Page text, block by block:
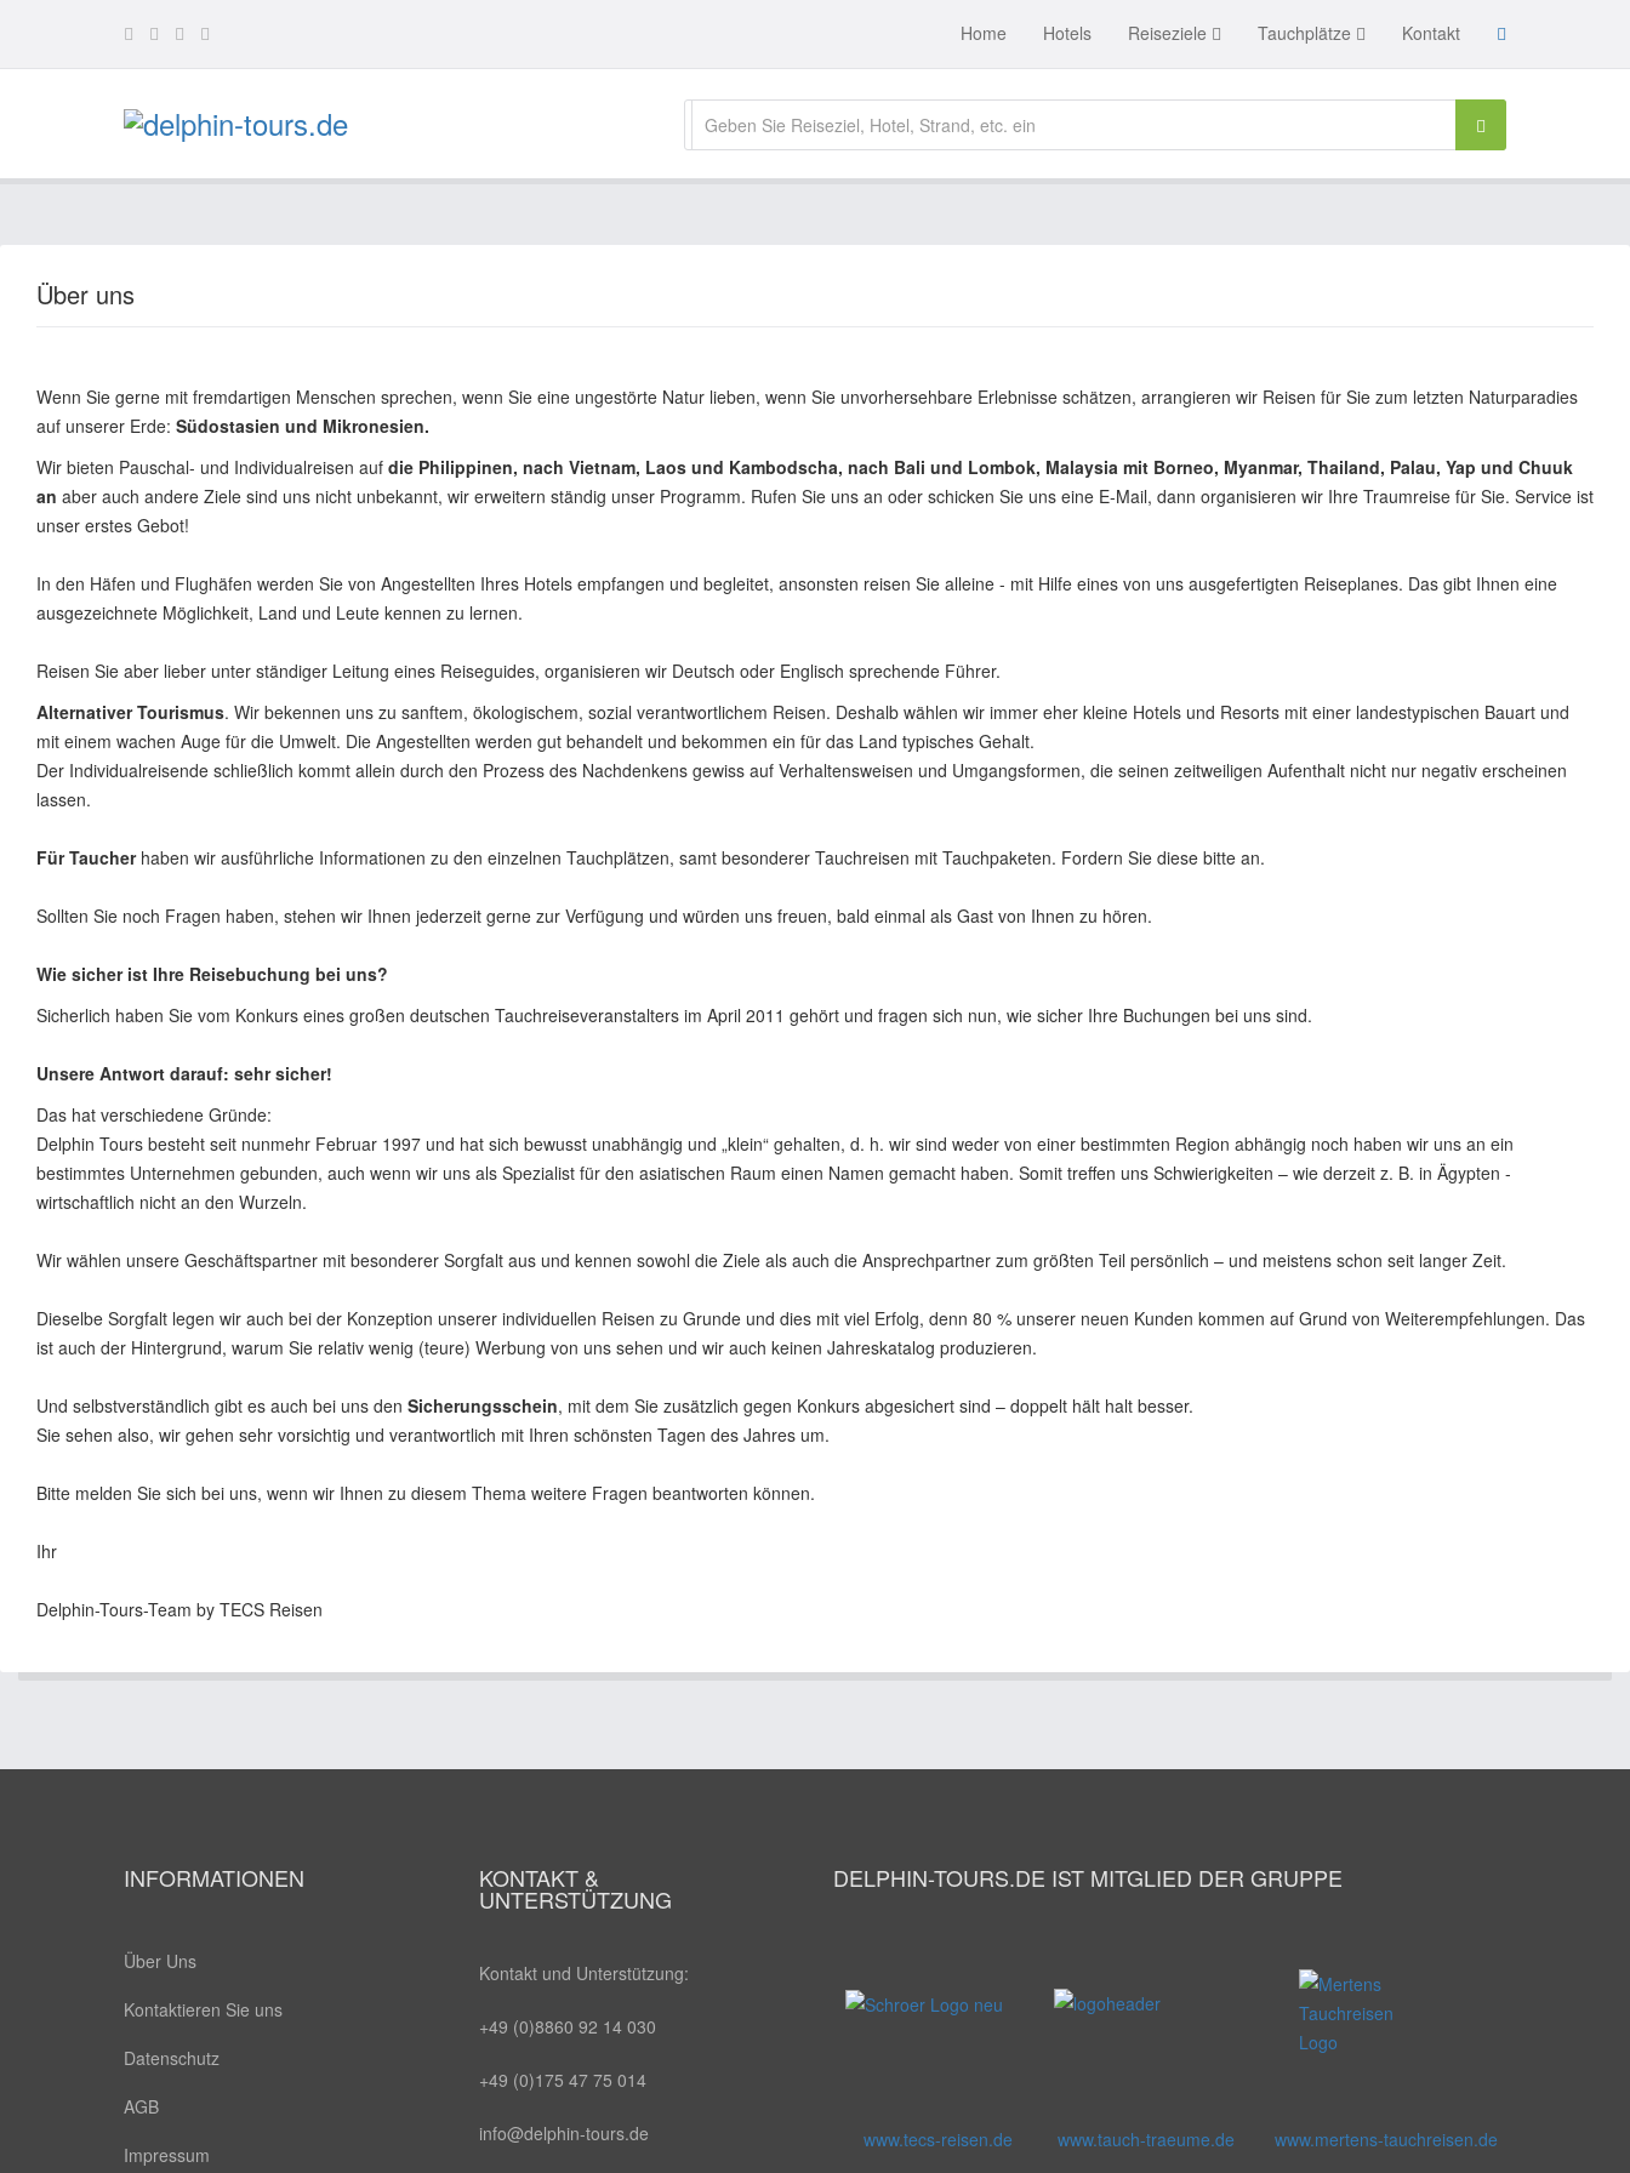
Home Hotels Reiseziele Tauchplätze Kontakt
Über uns
Wenn Sie gerne mit fremdartigen Menschen sprechen, wenn Sie eine ungestörte Natur lieben, wenn Sie unvorhersehbare Erlebnisse schätzen, arrangieren wir Reisen für Sie zum letzten Naturparadies
auf unserer Erde: Südostasien und Mikronesien.
Wir bieten Pauschal- und Individualreisen auf die Philippinen, nach Vietnam, Laos und Kambodscha, nach Bali und Lombok, Malaysia mit Borneo, Myanmar, Thailand, Palau, Yap und Chuuk
an aber auch andere Ziele sind uns nicht unbekannt, wir erweitern ständig unser Programm. Rufen Sie uns an oder schicken Sie uns eine E-Mail, dann organisieren wir Ihre Traumreise für Sie. Service ist
unser erstes Gebot!
In den Häfen und Flughäfen werden Sie von Angestellten Ihres Hotels empfangen und begleitet, ansonsten reisen Sie alleine - mit Hilfe eines von uns ausgefertigten Reiseplanes. Das gibt Ihnen eine
ausgezeichnete Möglichkeit, Land und Leute kennen zu lernen.
Reisen Sie aber lieber unter ständiger Leitung eines Reiseguides, organisieren wir Deutsch oder Englisch sprechende Führer.
Alternativer Tourismus. Wir bekennen uns zu sanftem, ökologischem, sozial verantwortlichem Reisen. Deshalb wählen wir immer eher kleine Hotels und Resorts mit einer landestypischen Bauart und
mit einem wachen Auge für die Umwelt. Die Angestellten werden gut behandelt und bekommen ein für das Land typisches Gehalt.
Der Individualreisende schließlich kommt allein durch den Prozess des Nachdenkens gewiss auf Verhaltensweisen und Umgangsformen, die seinen zeitweiligen Aufenthalt nicht nur negativ erscheinen
lassen.
Für Taucher haben wir ausführliche Informationen zu den einzelnen Tauchplätzen, samt besonderer Tauchreisen mit Tauchpaketen. Fordern Sie diese bitte an.
Sollten Sie noch Fragen haben, stehen wir Ihnen jederzeit gerne zur Verfügung und würden uns freuen, bald einmal als Gast von Ihnen zu hören.
Wie sicher ist Ihre Reisebuchung bei uns?
Sicherlich haben Sie vom Konkurs eines großen deutschen Tauchreiseveranstalters im April 2011 gehört und fragen sich nun, wie sicher Ihre Buchungen bei uns sind.
Unsere Antwort darauf: sehr sicher!
Das hat verschiedene Gründe:
Delphin Tours besteht seit nunmehr Februar 1997 und hat sich bewusst unabhängig und „klein“ gehalten, d. h. wir sind weder von einer bestimmten Region abhängig noch haben wir uns an ein
bestimmtes Unternehmen gebunden, auch wenn wir uns als Spezialist für den asiatischen Raum einen Namen gemacht haben. Somit treffen uns Schwierigkeiten – wie derzeit z. B. in Ägypten -
wirtschaftlich nicht an den Wurzeln.
Wir wählen unsere Geschäftspartner mit besonderer Sorgfalt aus und kennen sowohl die Ziele als auch die Ansprechpartner zum größten Teil persönlich – und meistens schon seit langer Zeit.
Dieselbe Sorgfalt legen wir auch bei der Konzeption unserer individuellen Reisen zu Grunde und dies mit viel Erfolg, denn 80 % unserer neuen Kunden kommen auf Grund von Weiterempfehlungen. Das
ist auch der Hintergrund, warum Sie relativ wenig (teure) Werbung von uns sehen und wir auch keinen Jahreskatalog produzieren.
Und selbstverständlich gibt es auch bei uns den Sicherungsschein, mit dem Sie zusätzlich gegen Konkurs abgesichert sind – doppelt hält halt besser.
Sie sehen also, wir gehen sehr vorsichtig und verantwortlich mit Ihren schönsten Tagen des Jahres um.
Bitte melden Sie sich bei uns, wenn wir Ihnen zu diesem Thema weitere Fragen beantworten können.
Ihr
Delphin-Tours-Team by TECS Reisen
INFORMATIONEN
Über Uns
Kontaktieren Sie uns
Datenschutz
AGB
Impressum
KONTAKT &
UNTERSTÜTZUNG
Kontakt und Unterstützung:
+49 (0)8860 92 14 030
+49 (0)175 47 75 014
info@delphin-tours.de
DELPHIN-TOURS.DE IST MITGLIED DER GRUPPE
www.tecs-reisen.de www.tauch-traeume.de www.mertens-tauchreisen.de